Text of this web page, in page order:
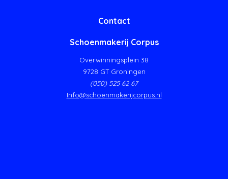
Contact
Schoenmakerij Corpus
Overwinningsplein 38
9728 GT Groningen
(050) 525 62 67
Info@schoenmakerijcorpus.nl